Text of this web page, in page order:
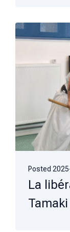
Posted
La
Tamaki